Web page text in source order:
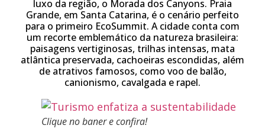
luxo da região, o Morada dos Canyons. Praia
Grande, em Santa Catarina, é o cenário perfeito
para o primeiro EcoSummit. A cidade conta com
um recorte emblemático da natureza brasileira:
paisagens vertiginosas, trilhas intensas, mata
atlântica preservada, cachoeiras escondidas, além
de atrativos famosos, como voo de balão,
canionismo, cavalgada e rapel.
Clique no baner e confira!